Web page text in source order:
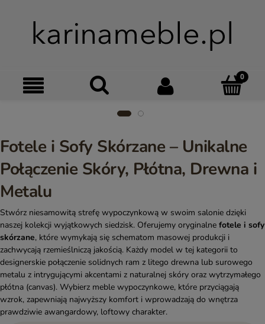
Menu Szukaj Moje
Fotele i Sofy Skórzane – Unikalne
Połączenie Skóry, Płótna, Drewna i
Metalu
Stwórz niesamowitą strefę wypoczynkową w swoim salonie dzięki
naszej kolekcji wyjątkowych siedzisk. Oferujemy oryginalne fotele i sofy
skórzane, które wymykają się schematom masowej produkcji i
zachwycają rzemieślniczą jakością. Każdy model w tej kategorii to
designerskie połączenie solidnych ram z litego drewna lub surowego
metalu z intrygującymi akcentami z naturalnej skóry oraz wytrzymałego
płótna (canvas). Wybierz meble wypoczynkowe, które przyciągają
wzrok, zapewniają najwyższy komfort i wprowadzają do wnętrza
prawdziwie awangardowy, loftowy charakter.